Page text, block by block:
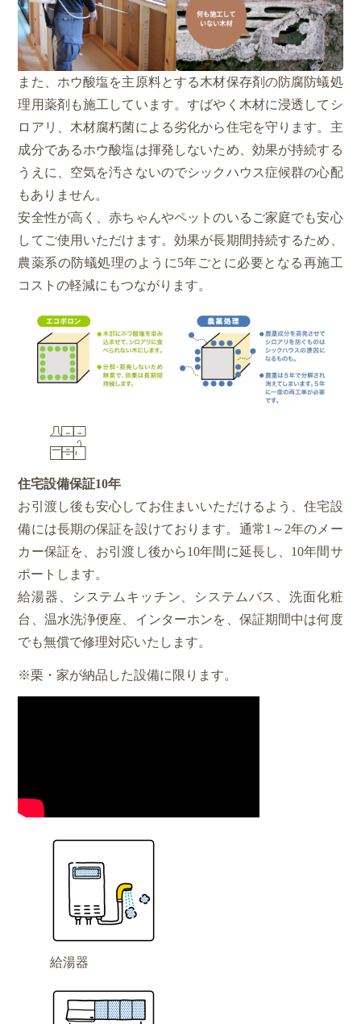
また、ホウ酸塩を主原料とする木材保存剤の防腐防蟻処
理用薬剤も施工しています。すばやく木材に浸透してシ
ロアリ、木材腐朽菌による劣化から住宅を守ります。主
成分であるホウ酸塩は揮発しないため、効果が持続する
うえに、空気を汚さないのでシックハウス症候群の心配
もありません。
安全性が高く、赤ちゃんやペットのいるご家庭でも安心
してご使用いただけます。効果が長期間持続するため、
農薬系の防蟻処理のように5年ごとに必要となる再施工
コストの軽減にもつながります。
住宅設備保証10年
お引渡し後も安心してお住まいいただけるよう、住宅設
備には長期の保証を設けております。通常1～2年のメー
カー保証を、お引渡し後から10年間に延長し、10年間サ
ポートします。
給湯器、システムキッチン、システムバス、洗面化粧
台、温水洗浄便座、インターホンを、保証期間中は何度
でも無償で修理対応いたします。
※栗・家が納品した設備に限ります。
給湯器